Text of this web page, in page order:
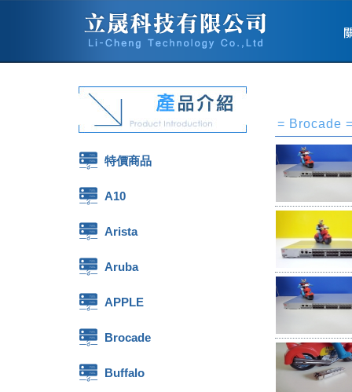
特價商品
A10
Arista
Aruba
APPLE
Brocade
Buffalo
= Brocade